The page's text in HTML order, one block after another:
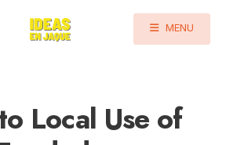
MENU
Local Use of